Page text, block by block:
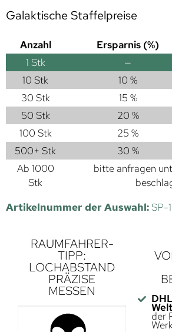
Galaktische Staffelpreise
Anzahl Ersparnis (%)
1 Stk —
10 Stk
10 %
30 Stk
15 %
50 Stk
20 %
100 Stk
25 %
500+ Stk
30 %
Ab 1000
Stk
bitte anfragen
Artikelnummer der Auswahl:SP-
RAUMFAHRER-
TIPP:
LOCHABSTAND
PRÄZISE
MESSEN
der